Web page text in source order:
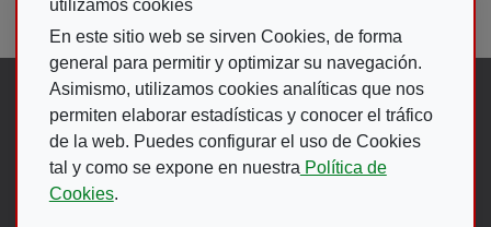
utilizamos cookies
En este sitio web se sirven Cookies, de forma
general para permitir y optimizar su navegación.
Asimismo, utilizamos cookies analíticas que nos
permiten elaborar estadísticas y conocer el tráfico
de la web. Puedes configurar el uso de Cookies
tal y como se expone en nuestra Política de
Cookies.
Síguenos en:
Abre en ventana nueva. Ir a
Abre en ventana nueva. Ir
(Abre en nueva ventana)
Abre en ventana
(Abre en nueva
Abre en ventana
(Abre en nueva